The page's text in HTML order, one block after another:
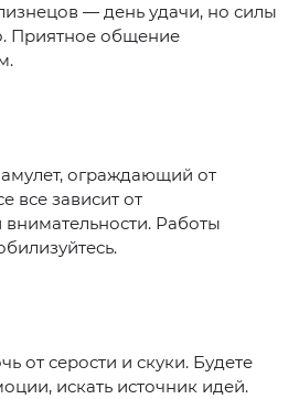
— день удачи, но силы
Приятное общение
ограждающий от
все зависит от
внимательности. Работы
от серости и скуки. Будете
искать источник идей.